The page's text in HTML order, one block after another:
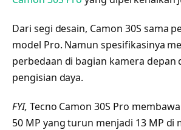
Dari segi desain, Camon 30S sama
model Pro. Namun spesifikasinya
perbedaan di bagian kamera depan
pengisian daya.
FYI, Tecno Camon 30S Pro
50 MP yang turun menjadi 13 MP di